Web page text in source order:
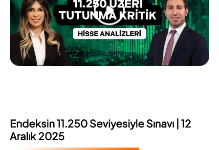
Endeksin 11.250 Seviyesiyle Sınavı | 12
Aralık 2025